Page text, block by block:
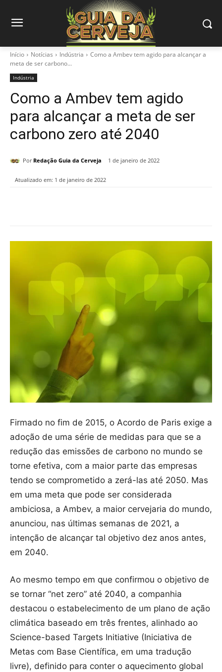
Início Notícias Indústria
Como a Ambev tem agido para alcançar a
meta de ser carbono...
Indústria
Como a Ambev tem agido
para alcançar a meta de ser
carbono zero até 2040
Por Redação Guia da Cerveja 1 de janeiro de 2022
Atualizado em: 1 de janeiro de 2022
Firmado no fim de 2015, o Acordo de Paris exige a
adoção de uma série de medidas para que se a
redução das emissões de carbono no mundo se
torne efetiva, com a maior parte das empresas
tendo se comprometido a zerá-las até 2050. Mas
em uma meta que pode ser considerada
ambiciosa, a Ambev, a maior cervejaria do mundo,
anunciou, nas últimas semanas de 2021, a
intenção de alcançar tal objetivo dez anos antes,
em 2040.
Ao mesmo tempo em que confirmou o objetivo de
se tornar “net zero” até 2040, a companhia
destacou o estabelecimento de um plano de ação
climática baseado em três frentes, alinhado ao
Science-based Targets Initiative (Iniciativa de
Metas com Base Científica, em uma tradução
livre), definido para conter o aquecimento global